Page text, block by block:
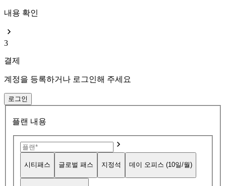
내용 확인
3
결제
계정을 등록하거나 로그인해 주세요
로그인
플랜 내용
시티패스 글로벌 패스 지정석 데이 오피스 (10일/월)